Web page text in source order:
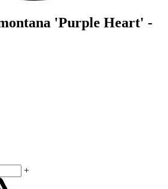
'Purple Heart' -
+